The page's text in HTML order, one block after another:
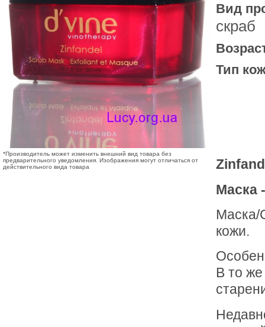
*Производитель может изменить внешний вид товара без
предварительного уведомления. Изображения могут отличаться от
действительного вида товара
Вид
скраб
Тип
Маска
Маска/
кожи.
В то